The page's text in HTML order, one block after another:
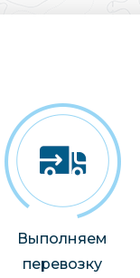
Выполняем
перевозку